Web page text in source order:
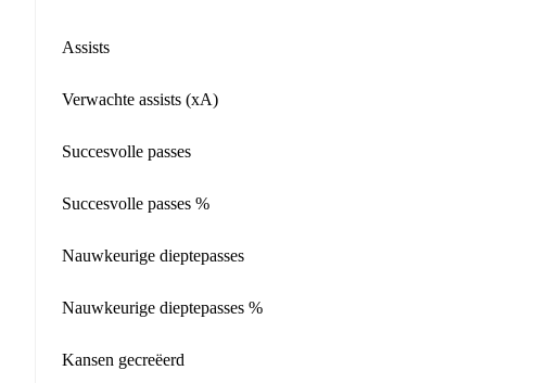
Assists
Verwachte assists (xA)
Succesvolle passes
Succesvolle passes %
Nauwkeurige dieptepasses
Nauwkeurige dieptepasses %
Kansen gecreëerd